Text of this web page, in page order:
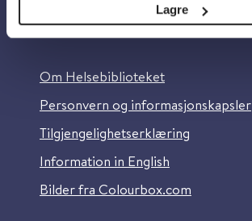
Lagre
Om oss
Om Helsebiblioteket
Personvern og informasjonskapsler
Tilgjengelighetserklæring
Information in English
Bilder fra Colourbox.com